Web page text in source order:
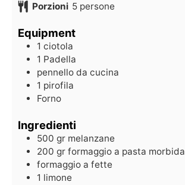
Porzioni 5 persone
Equipment
1 ciotola
1 Padella
pennello da cucina
1 pirofila
Forno
Ingredienti
500 gr melanzane
200 gr formaggio a pasta morbida
formaggio a fette
1 limone